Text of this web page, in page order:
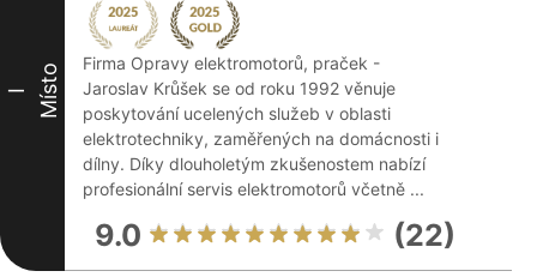
I Místo
Firma Opravy elektromotorů, praček -
Jaroslav Krůšek se od roku 1992 věnuje
poskytování ucelených služeb v oblasti
elektrotechniky, zaměřených na domácnosti i
dílny. Díky dlouholetým zkušenostem nabízí
profesionální servis elektromotorů včetně ...
9.0 (22)